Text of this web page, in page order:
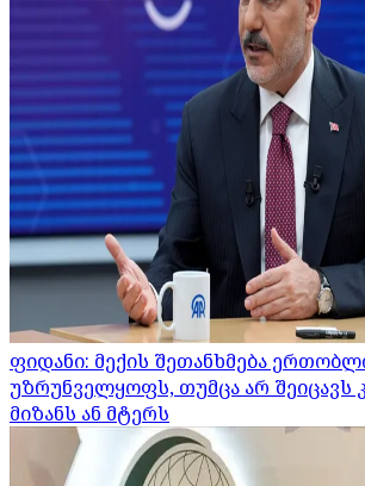
ფიდანი: მექის შეთანხმება
უზრუნველყოფს, თუმცა არ შეიცავს
მიზანს ან მტერს